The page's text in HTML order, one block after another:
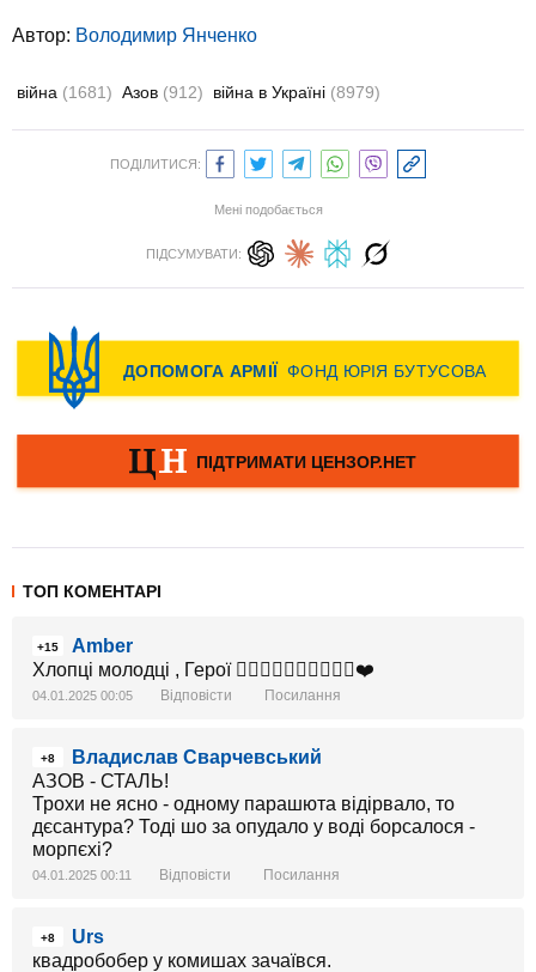
Автор: Володимир Янченко
війна (1681) Азов (912) війна в Україні (8979)
ПОДІЛИТИСЯ:
Мені подобається
ПІДСУМУВАТИ:
ТОП КОМЕНТАРІ
+15
Amber
Хлопці молодці , Герої 👍🏼👍🏼🙏🏼🙏🏼🙏🏼❤️
04.01.2025 00:05 Відповісти Посилання
+8
Владислав Сварчевський
АЗОВ - СТАЛЬ!
Трохи не ясно - одному парашюта відірвало, то
дєсантура? Тоді шо за опудало у воді борсалося -
морпєхі?
04.01.2025 00:11 Відповісти Посилання
+8
Urs
квадробобер у комишах зачаївся.